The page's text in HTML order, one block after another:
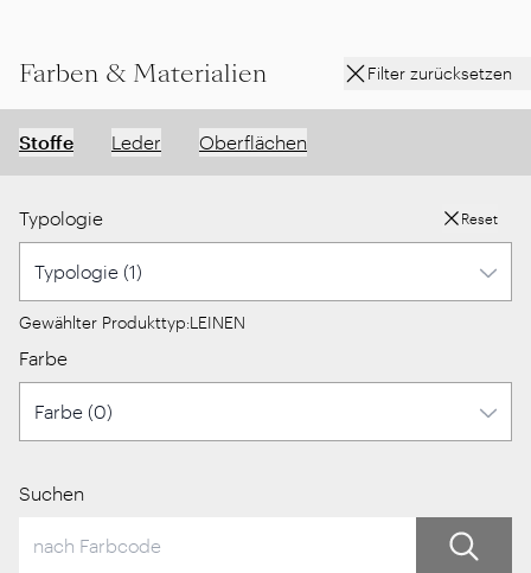
Farben & Materialien Filter zurücksetzen
Stoffe Leder Oberflächen
Typologie Reset
Gewählter Produkttyp:LEINEN
Farbe
Suchen